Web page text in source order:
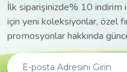
İlk siparişinizde% 10 indirim
için yeni koleksiyonlar, özel
promosyonlar hakkında